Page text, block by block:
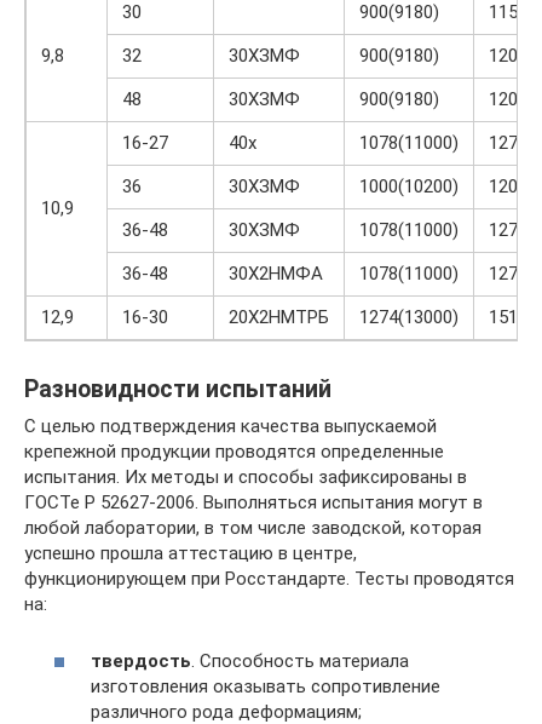
9,8
30 900(9180)
32
30ХЗМФ 900(9180)
48
30ХЗМФ 900(9180)
10,9
16-27 40х 1078(11000)
36
30ХЗМФ 1000(10200)
36-48
30ХЗМФ 1078(11000)
36-48
30Х2НМФА 1078(11000)
12,9
16-30 20Х2НМТРБ 1274(13000)
Разновидности испытаний
С целью подтверждения качества выпускаемой
крепежной продукции проводятся определенные
испытания. Их методы и способы зафиксированы в
ГОСТе Р 52627-2006. Выполняться испытания могут в
любой лаборатории, в том числе заводской, которая
успешно прошла аттестацию в центре,
функционирующем при Росстандарте. Тесты проводятся
на:
твердость . Способность материала
изготовления оказывать сопротивление
различного рода деформациям;